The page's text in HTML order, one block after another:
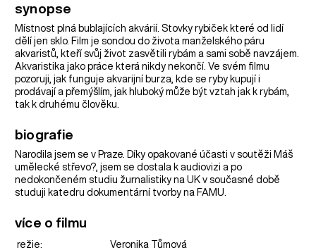
synopse
Místnost plná bublajících akvárií. Stovky rybiček které od lidí
dělí jen sklo. Film je sondou do života manželského páru
akvaristů, kteří svůj život zasvětili rybám a sami sobě navzájem.
Akvaristika jako práce která nikdy nekončí. Ve svém filmu
pozoruji, jak funguje akvarijní burza, kde se ryby kupují i
prodávají a přemýšlím, jak hluboký může být vztah jak k rybám,
tak k druhému člověku.
biografie
Narodila jsem se v Praze. Díky opakované účasti v soutěži Máš
umělecké střevo?, jsem se dostala k audiovizi a po
nedokončeném studiu žurnalistiky na UK v současné době
studuji katedru dokumentární tvorby na FAMU.
více o filmu
režie:
Veronika Tůmová